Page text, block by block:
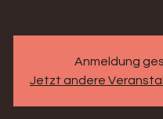
Anmeldung
Jetzt andere